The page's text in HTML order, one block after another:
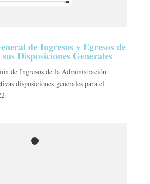
de Ingresos y Egresos de
Disposiciones Generales
de Ingresos de la Administración
disposiciones generales para el